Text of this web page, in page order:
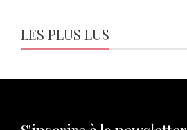
LES PLUS LUS